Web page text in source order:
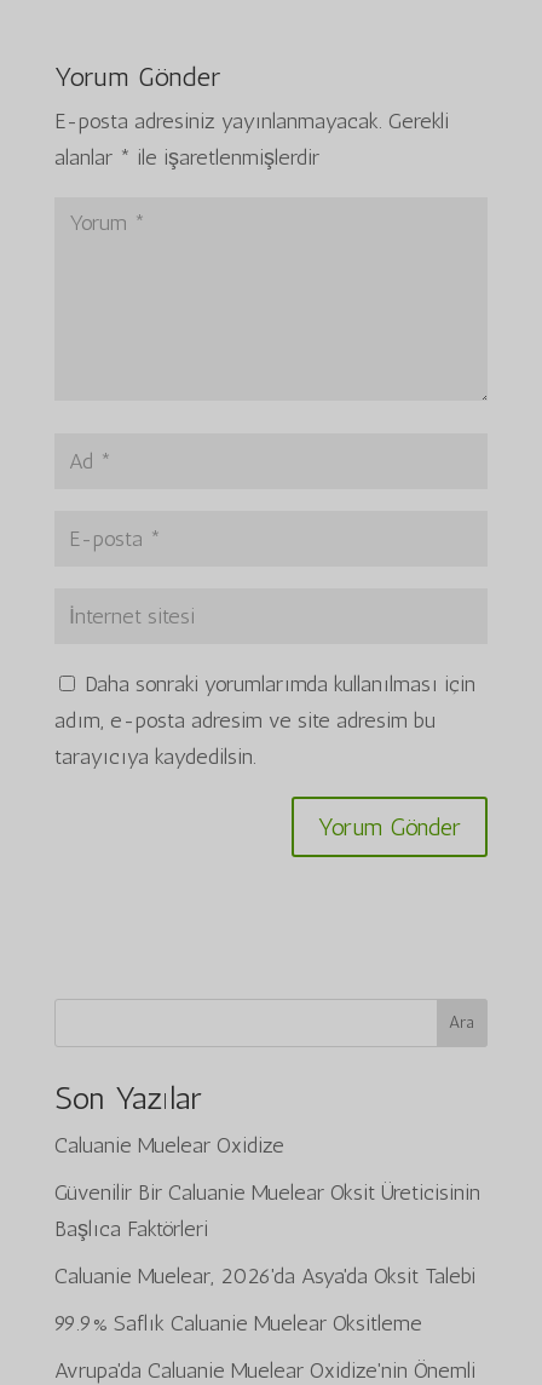
Yorum Gönder
E-posta adresiniz yayınlanmayacak. Gerekli
alanlar * ile işaretlenmişlerdir
Daha sonraki yorumlarımda kullanılması için
adım, e-posta adresim ve site adresim bu
tarayıcıya kaydedilsin.
Ara
Son Yazılar
Caluanie Muelear Oxidize
Güvenilir Bir Caluanie Muelear Oksit Üreticisinin
Başlıca Faktörleri
Caluanie Muelear, 2026'da Asya'da Oksit Talebi
99.9% Saflık Caluanie Muelear Oksitleme
Avrupa'da Caluanie Muelear Oxidize'nin Önemli